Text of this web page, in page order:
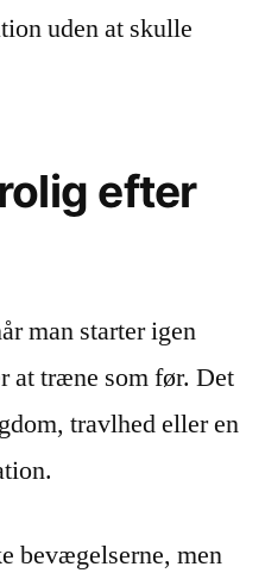
uden at skulle
efter
man starter igen
at træne som før. Det
travlhed eller en
bevægelserne, men